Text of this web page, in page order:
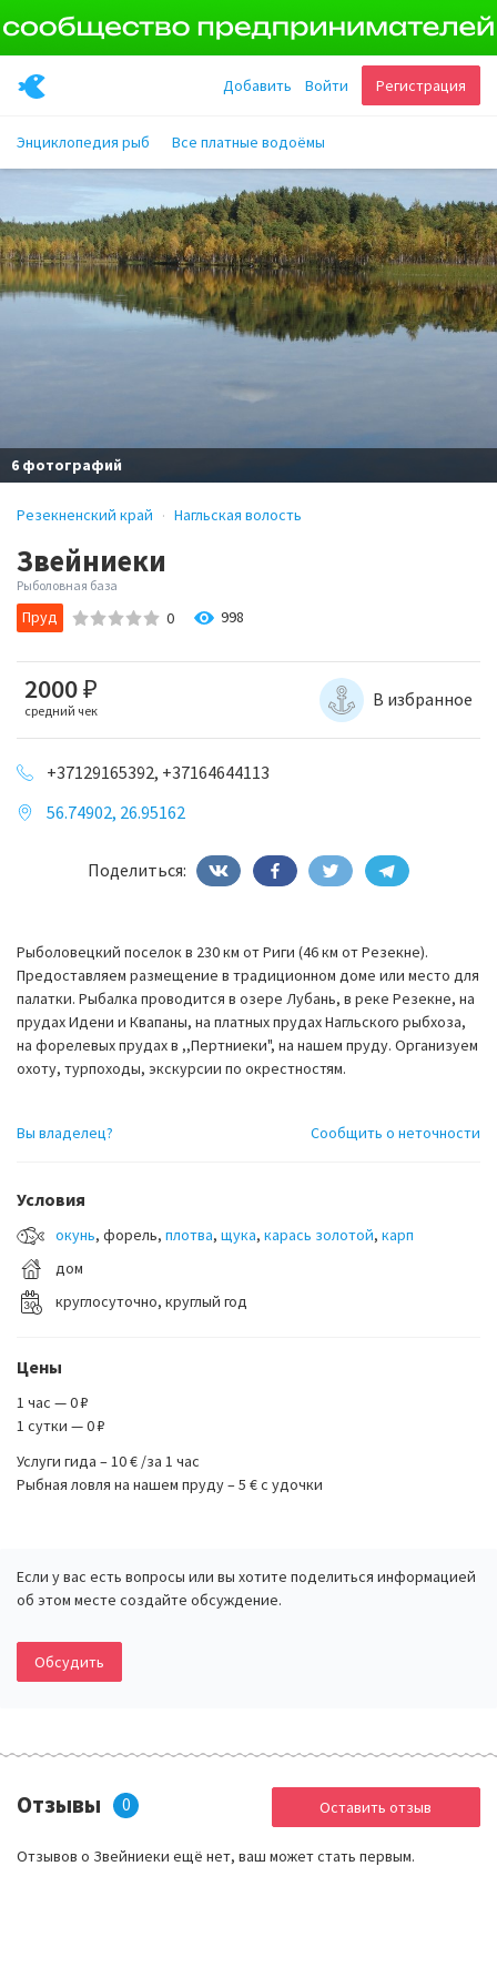
Регистрация
Войти
Добавить
Энциклопедия рыб Все платные водоёмы
6 фотографий
Резекненский край Нагльская волость
Звейниеки
Рыболовная база
Пруд 0 998
2000₽
средний чек
В избранное
+37129165392, +37164644113
56.74902, 26.95162
Поделиться:
Рыболовецкий поселок в 230 км от Риги (46 км от Резекне).
Предоставляем размещение в традиционном доме или место для
палатки. Рыбалка проводится в озере Лубань, в реке Резекне, на
прудах Идени и Квапаны, на платных прудах Нагльского рыбхоза,
на форелевых прудах в ,,Пертниеки", на нашем пруду. Организуем
охоту, турпоходы, экскурсии по окрестностям.
Вы владелец? Сообщить о неточности
Условия
окунь, форель, плотва, щука, карась золотой, карп
дом
круглосуточно, круглый год
Цены
1 час — 0 ₽
1 сутки — 0 ₽
Услуги гида – 10 € /за 1 час
Рыбная ловля на нашем пруду – 5 € с удочки
Если у вас есть вопросы или вы хотите поделиться информацией
об этом месте создайте обсуждение.
Обсудить
Отзывы 0
Отзывов о Звейниеки ещё нет, ваш может стать первым.
Оставить отзыв